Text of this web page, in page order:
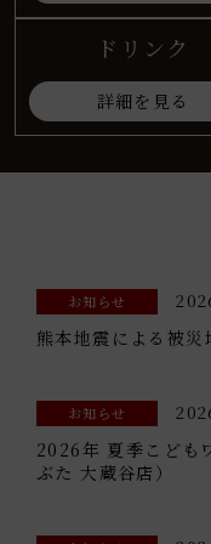
ドリンク
詳細を見る
お知らせ
熊本地震による被
お知らせ
2026年 夏季こども
ぶた 大蔵谷店）